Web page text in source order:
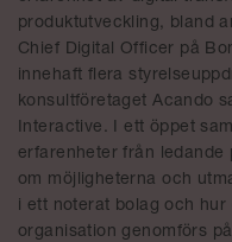
produktutveckling, bland
Chief Digital Officer på
innehaft flera
konsultföretaget Acando
Interactive. I ett öppet
erfarenheter från ledande
om möjligheterna och
i ett noterat bolag och
organisation genomförs